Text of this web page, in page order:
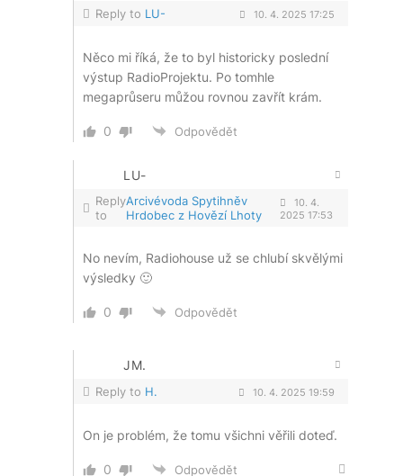
Reply to LU- 10. 4. 2025 17:25
Něco mi říká, že to byl historicky poslední
výstup RadioProjektu. Po tomhle
megaprůseru můžou rovnou zavřít krám.
0 Odpovědět
LU-
Reply
to
Arcivévoda Spytihněv
Hrdobec z Hovězí Lhoty
10. 4.
2025 17:53
No nevím, Radiohouse už se chlubí skvělými
výsledky 🙂
0 Odpovědět
JM.
Reply to H. 10. 4. 2025 19:59
On je problém, že tomu všichni věřili doteď.
0 Odpovědět